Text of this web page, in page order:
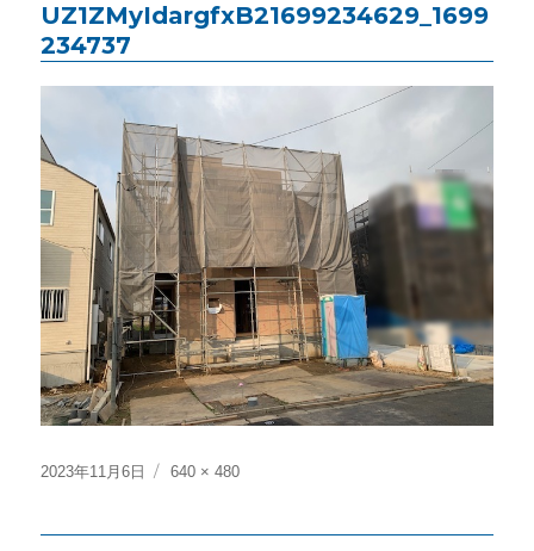
UZ1ZMyIdargfxB21699234629_1699
234737
投
2023年11月6日
フ
640 × 480